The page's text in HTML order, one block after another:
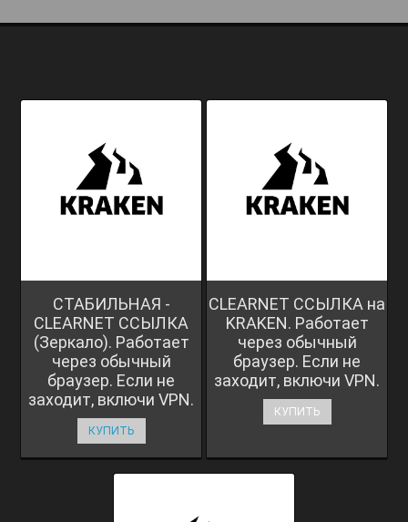
СТАБИЛЬНАЯ -
CLEARNET ССЫЛКА
(Зеркало). Работает
через обычный
браузер. Если не
заходит, включи VPN.
КУПИТЬ
CLEARNET ССЫЛКА на
KRAKEN. Работает
через обычный
браузер. Если не
заходит, включи VPN.
КУПИТЬ